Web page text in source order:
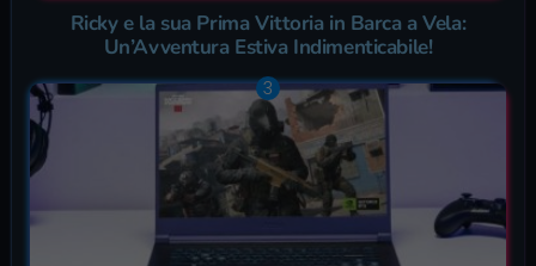
Ricky e la sua Prima Vittoria in Barca a Vela:
Un’Avventura Estiva Indimenticabile!